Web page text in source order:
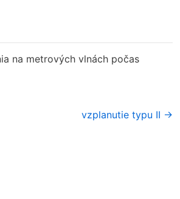
na metrových vlnách počas
vzplanutie typu II →